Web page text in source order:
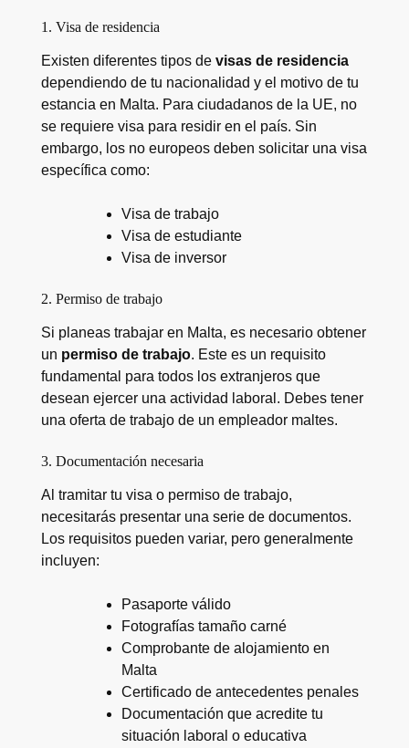
1. Visa de residencia
Existen diferentes tipos de visas de residencia
dependiendo de tu nacionalidad y el motivo de tu
estancia en Malta. Para ciudadanos de la UE, no
se requiere visa para residir en el país. Sin
embargo, los no europeos deben solicitar una visa
específica como:
Visa de trabajo
Visa de estudiante
Visa de inversor
2. Permiso de trabajo
Si planeas trabajar en Malta, es necesario obtener
un permiso de trabajo. Este es un requisito
fundamental para todos los extranjeros que
desean ejercer una actividad laboral. Debes tener
una oferta de trabajo de un empleador maltes.
3. Documentación necesaria
Al tramitar tu visa o permiso de trabajo,
necesitarás presentar una serie de documentos.
Los requisitos pueden variar, pero generalmente
incluyen:
Pasaporte válido
Fotografías tamaño carné
Comprobante de alojamiento en
Malta
Certificado de antecedentes penales
Documentación que acredite tu
situación laboral o educativa